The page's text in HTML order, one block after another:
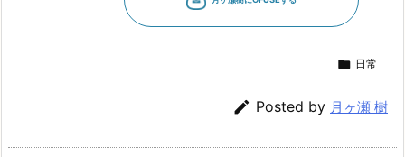
 日常
 Posted by 月ヶ瀬 樹